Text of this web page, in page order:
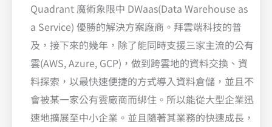
Quadrant 魔術象限中 DWaas(Data Warehouse as
a Service) 優勝的解決方案廠商。拜雲端科技的普
及，接下來的幾年，除了能同時支援三家主流的公有
雲(AWS, Azure, GCP)，做到跨雲地的資料交換、資
料探索，以最快速便捷的方式導入資料倉儲，並且不
會被某一家公有雲廠商而綁住。所以能從大型企業迅
速地擴展至中小企業。並且隨著其業務的快速成長，